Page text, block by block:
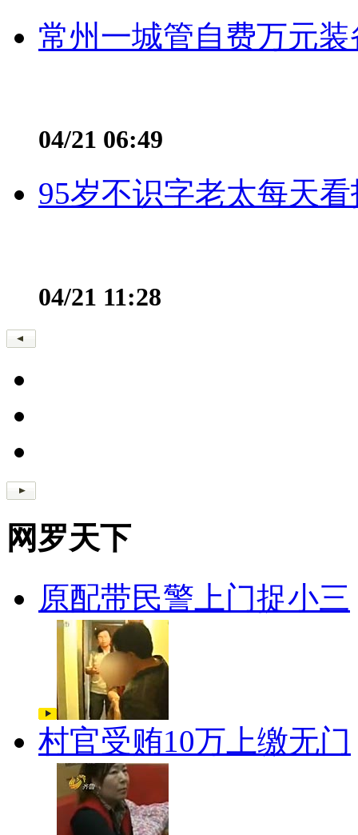
常州一城管自费万元
04/21 06:49
95岁不识字老太每天
04/21 11:28
网罗天下
原配带民警上门捉小三
村官受贿10万上缴无门